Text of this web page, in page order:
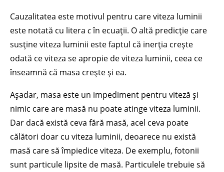
Cauzalitatea este motivul pentru care viteza luminii
este notată cu litera cîn ecuații. O altă predicție care
susține viteza luminii este faptul că inerția crește
odată ce viteza se apropie de viteza luminii, ceea ce
înseamnă că masa crește și ea.
Așadar, masa este un impediment pentru viteză și
nimic care are masă nu poate atinge viteza luminii.
Dar dacă există ceva fără masă, acel ceva poate
călători doar cu viteza luminii, deoarece nu există
masă care să împiedice viteza. De exemplu, fotonii
sunt particule lipsite de masă. Particulele trebuie să